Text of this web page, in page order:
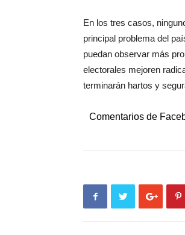
En los tres casos,
principal problema del
puedan observar más
electorales mejoren
terminarán hartos y
Comentarios de